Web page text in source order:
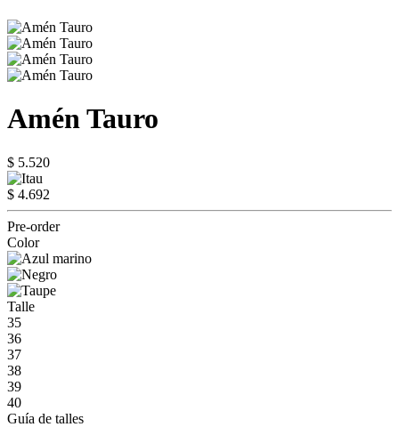
Amén Tauro
$ 5.520
$ 4.692
Pre-order
Color
Talle
35
36
37
38
39
40
Guía de talles